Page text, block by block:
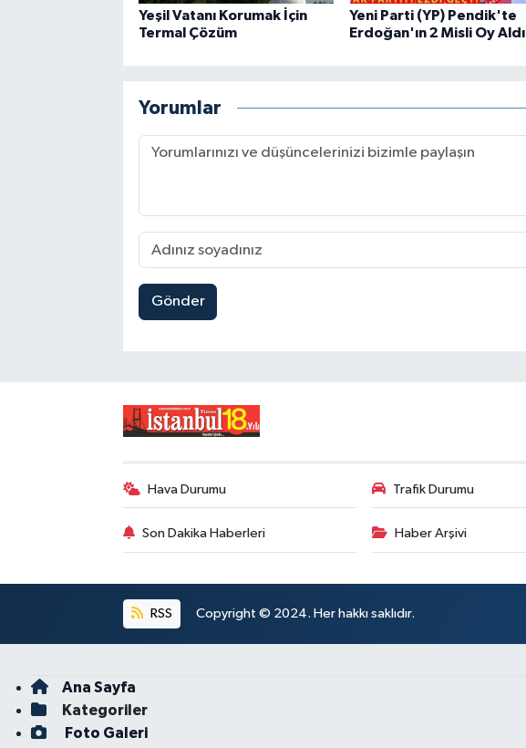
Yeşil Vatanı Korumak İçin
Termal Çözüm
Yeni Parti (YP) Pendik'te
Erdoğan'ın 2 Misli Oy Aldı
Yorumlar
Gönder
Hava Durumu Trafik Durumu
Son Dakika Haberleri Haber Arşivi
RSS Copyright © 2024. Her hakkı saklıdır.
Ana Sayfa
Kategoriler
Foto Galeri